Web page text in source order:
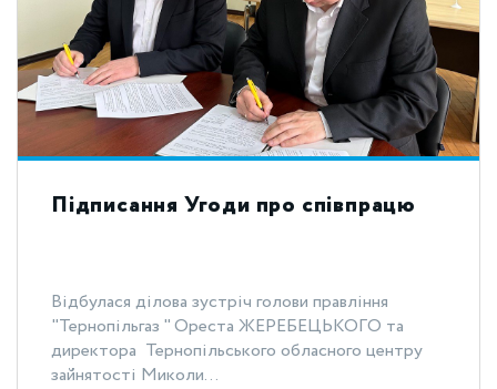
Підписання Угоди про співпрацю
Відбулася ділова зустріч голови правління
"Тернопільгаз " Ореста ЖЕРЕБЕЦЬКОГО та
директора Тернопільського обласного центру
зайнятості Миколи...